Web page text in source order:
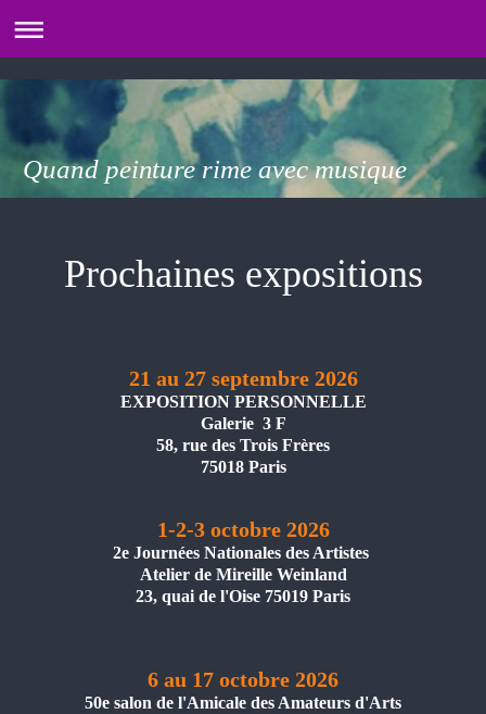
Quand peinture rime avec musique
Prochaines expositions
21 au 27 septembre 2026
EXPOSITION PERSONNELLE
Galerie 3 F
58, rue des Trois Frères
75018 Paris
1-2-3 octobre 2026
2e Journées Nationales des Artistes
Atelier de Mireille Weinland
23, quai de l'Oise 75019 Paris
6 au 17 octobre 2026
50e salon de l'Amicale des Amateurs d'Arts